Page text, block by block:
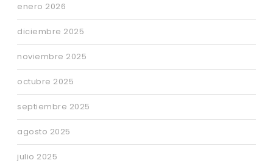
enero 2026
diciembre 2025
noviembre 2025
octubre 2025
septiembre 2025
agosto 2025
julio 2025